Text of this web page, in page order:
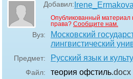
Добавил: Irene_Ermakova
Опубликованный материал
права? Сообщите нам.
Вуз:
Московский
лингвистический
Предмет: Русский язык и
Файл: теория офстиль.docx